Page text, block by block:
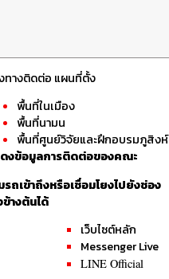
ทางติดต่อ แผนที่ตั้ง
พื้นที่ในเมือง
พื้นที่นามน
พื้นที่ศูนย์วิจัยและฝึกอบรมภูสิงห์
งข้อมูลการติดต่อของคณะ
รถเข้าถึงหรือเชื่อมโยงไปยังช่อง
ข้างต้นได้
เว็บไซต์หลัก
Messenger Live
LINE Official